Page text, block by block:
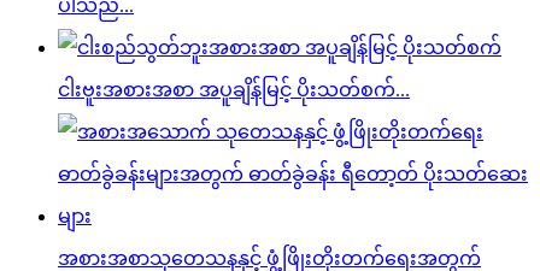
ပါသည်...
ငါးဗူးအစားအစာ အပူချိန်မြင့် ပိုးသတ်စက်...
အစားအစာသုတေသနနှင့် ဖွံ့ဖြိုးတိုးတက်ရေးအတွက်